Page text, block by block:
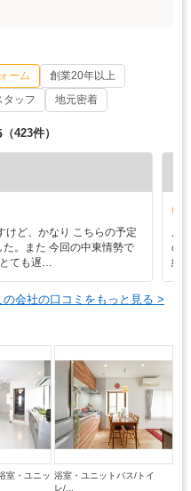
ーム
創業20年以上
タッフ 地元密着
（423件）
けど、かなり こちらの予定
。また 今回の中東情勢で
ても遅…
の
緒
の会社の口コミをもっと見る >
室・ユニッ 浴室・ユニットバス/トイ
レ/...